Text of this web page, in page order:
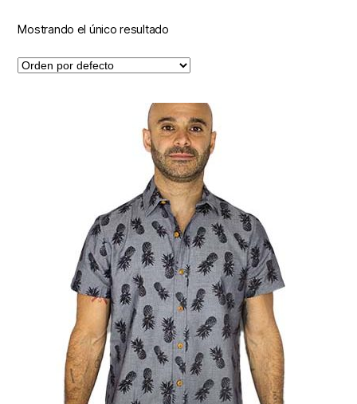
Mostrando el único resultado